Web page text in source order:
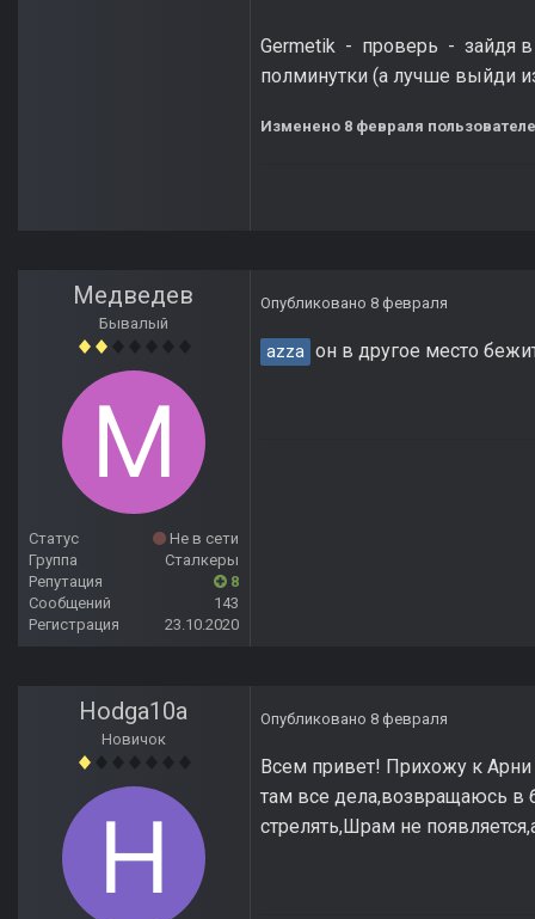
Germetik - проверь - зайдя в
полминутки (а лучше выйди
Изменено 8 февраля
Медведев
Бывалый
Статус
Не в сети
Группа
Сталкеры
Репутация
8
Сообщений
143
Регистрация
23.10.2020
Опубликовано 8 февраля
azza он в другое место
Hodga10a
Новичок
Опубликовано 8 февраля
Всем привет! Прихожу к Арни
там все дела,возвращаюсь в
стрелять,Шрам не